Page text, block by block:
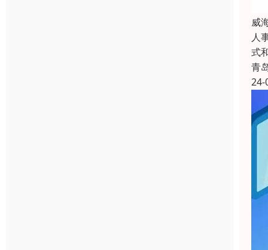
威
人
式
青
24-